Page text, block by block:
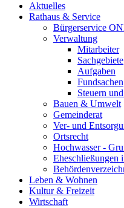
Aktuelles
Rathaus & Service
Bürgerservice
Verwaltung
Mitarbeiter
Sachgebiete
Aufgaben
Fundsachen
Steuern
Bauen & Umwelt
Gemeinderat
Ver- und
Ortsrecht
Hochwasser -
Eheschließungen
Leben & Wohnen
Kultur & Freizeit
Wirtschaft